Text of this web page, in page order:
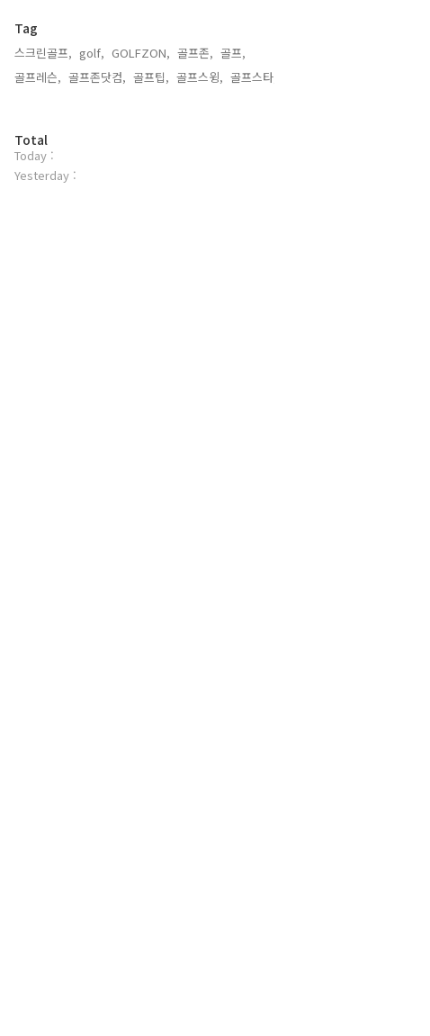
Tag
스크린골프, golf, GOLFZON, 골프존, 골프,
골프레슨, 골프존닷컴, 골프팁, 골프스윙, 골프스타,
방
문
자
Total
Today :
Yesterday :